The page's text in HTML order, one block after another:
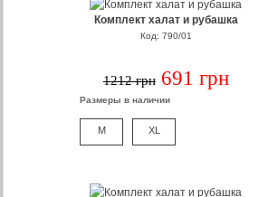
Комплект халат и рубашка
Код: 790/01
1212 грн 691 грн
Размеры в наличии
M XL